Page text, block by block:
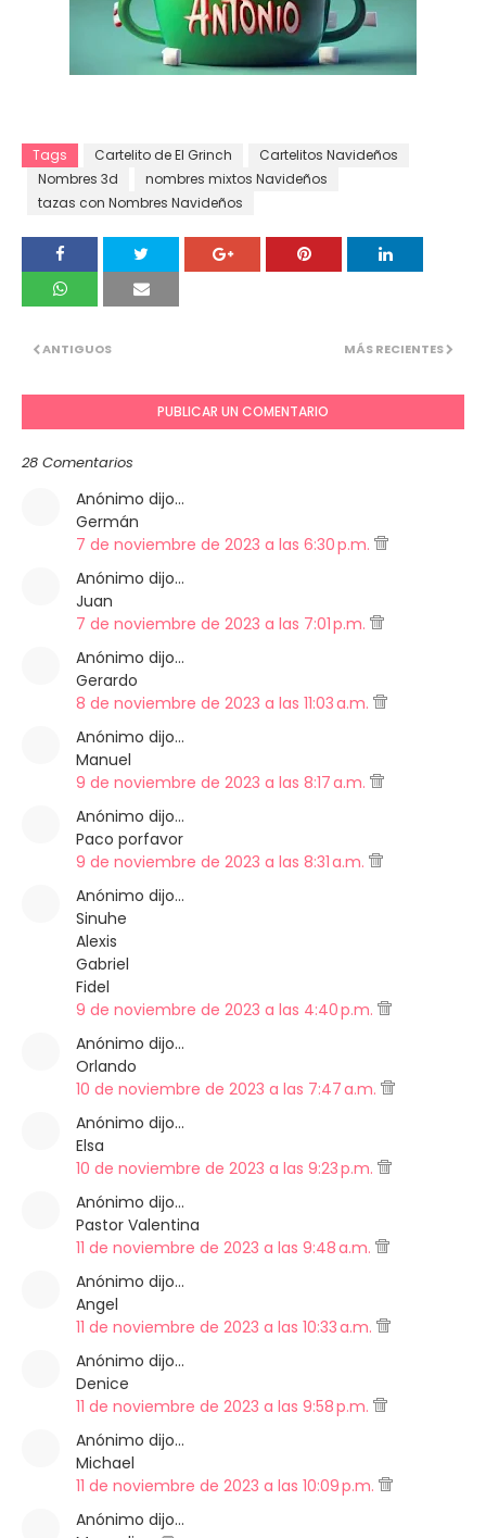
Tags Cartelito de El Grinch
Cartelitos Navideños
Nombres 3d
nombres mixtos Navideños
tazas con Nombres Navideños
MÁS RECIENTES
ANTIGUOS
PUBLICAR UN COMENTARIO
28 Comentarios
Anónimo dijo…
Germán
7 de noviembre de 2023 a las 6:30 p.m.
Anónimo dijo…
Juan
7 de noviembre de 2023 a las 7:01 p.m.
Anónimo dijo…
Gerardo
8 de noviembre de 2023 a las 11:03 a.m.
Anónimo dijo…
Manuel
9 de noviembre de 2023 a las 8:17 a.m.
Anónimo dijo…
Paco porfavor
9 de noviembre de 2023 a las 8:31 a.m.
Anónimo dijo…
Sinuhe
Alexis
Gabriel
Fidel
9 de noviembre de 2023 a las 4:40 p.m.
Anónimo dijo…
Orlando
10 de noviembre de 2023 a las 7:47 a.m.
Anónimo dijo…
Elsa
10 de noviembre de 2023 a las 9:23 p.m.
Anónimo dijo…
Pastor Valentina
11 de noviembre de 2023 a las 9:48 a.m.
Anónimo dijo…
Angel
11 de noviembre de 2023 a las 10:33 a.m.
Anónimo dijo…
Denice
11 de noviembre de 2023 a las 9:58 p.m.
Anónimo dijo…
Michael
11 de noviembre de 2023 a las 10:09 p.m.
Anónimo dijo…